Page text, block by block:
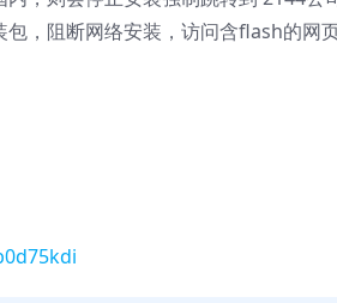
，阻断网络安装，访问含flash的网